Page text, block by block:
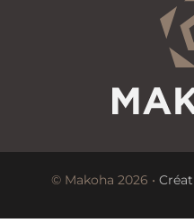
© Makoha 2026 •